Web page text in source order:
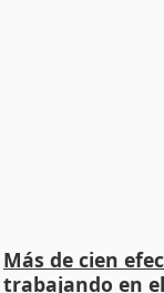
Más de cien
trabajando en